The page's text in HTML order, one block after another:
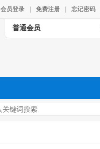
会员登录 免费注册 忘记密码
普通会员